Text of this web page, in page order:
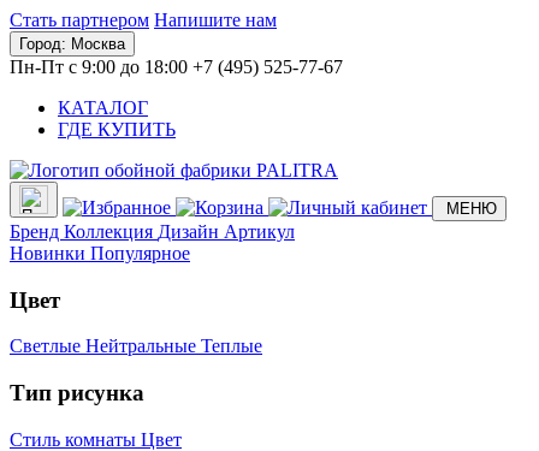
Стать партнером Напишите нам
Город: Москва
Пн-Пт с 9:00 до 18:00 +7 (495) 525-77-67
КАТАЛОГ
ГДЕ КУПИТЬ
МЕНЮ
Бренд Коллекция Дизайн Артикул
Новинки Популярное
Цвет
Светлые Нейтральные Теплые
Тип рисунка
Стиль комнаты Цвет